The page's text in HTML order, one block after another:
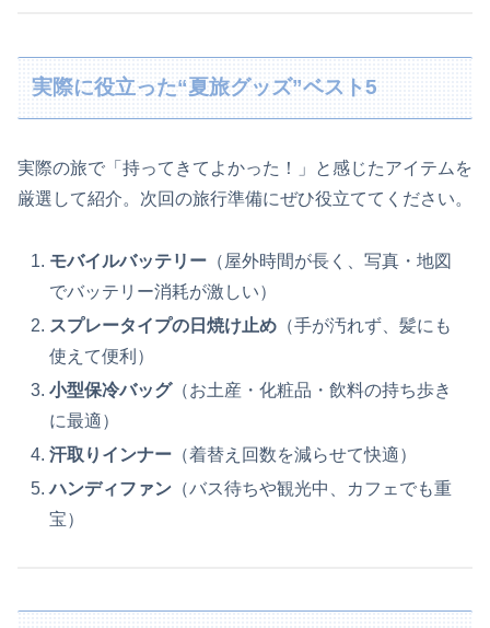
実際に役立った“夏旅グッズ”ベスト5
実際の旅で「持ってきてよかった！」と感じたアイテムを
厳選して紹介。次回の旅行準備にぜひ役立ててください。
モバイルバッテリー （屋外時間が長く、写真・地図
でバッテリー消耗が激しい）
スプレータイプの日焼け止め （手が汚れず、髪にも
使えて便利）
小型保冷バッグ（お土産・化粧品・飲料の持ち歩き
に最適）
汗取りインナー （着替え回数を減らせて快適）
ハンディファン （バス待ちや観光中、カフェでも重
宝）